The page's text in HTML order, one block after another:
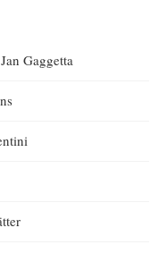
Gaggetta